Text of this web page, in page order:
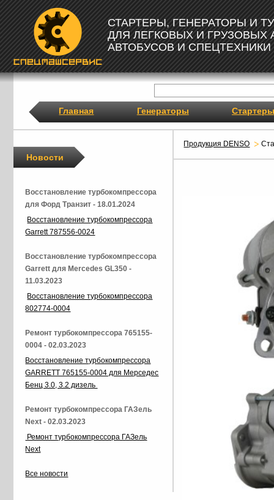
СТАРТЕРЫ, ГЕНЕРАТОРЫ И
ДЛЯ ЛЕГКОВЫХ И ГРУЗОВЫХ
АВТОБУСОВ И СПЕЦТЕХНИКИ
Главная Генераторы Стартеры
Продукция DENSO
Новости
Восстановление турбокомпрессора
для Форд Транзит - 18.01.2024
Восстановление турбокомпрессора
Garrett 787556-0024
Восстановление турбокомпрессора
Garrett для Mercedes GL350 -
11.03.2023
Восстановление турбокомпрессора
802774-0004
Ремонт турбокомпрессора 765155-
0004 - 02.03.2023
Восстановление турбокомпрессора
GARRETT 765155-0004 для Мерседес
Бенц 3.0, 3.2 дизель
Ремонт турбокомпрессора ГАЗель
Next - 02.03.2023
Ремонт турбокомпрессора ГАЗель
Next
Все новости